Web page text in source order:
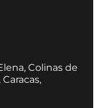
Colinas de